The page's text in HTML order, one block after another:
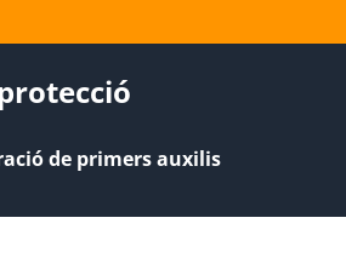
de primers auxilis